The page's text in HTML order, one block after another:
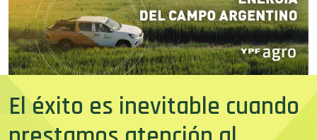
El éxito es inevitable cuando